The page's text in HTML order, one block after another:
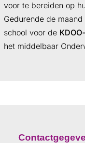
voor te bereiden op
Gedurende de
school voor de
het middelbaar